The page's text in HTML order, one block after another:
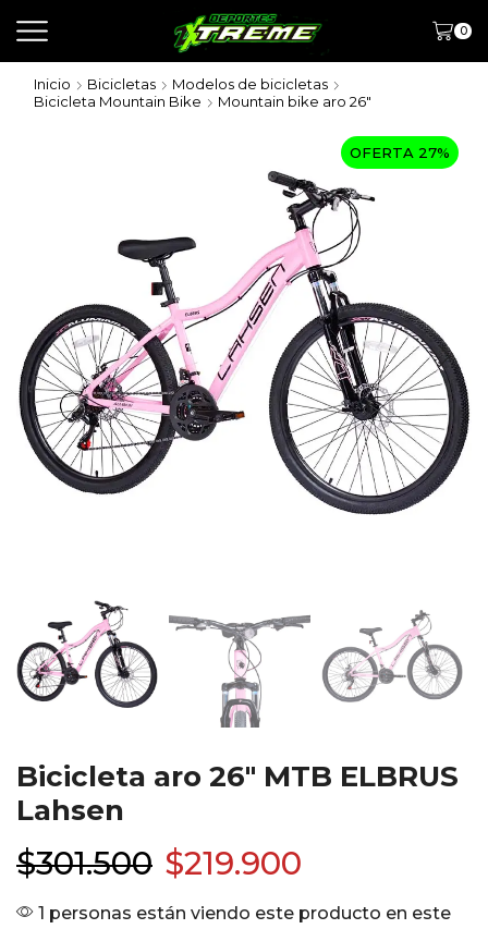
0
Inicio Bicicletas
Modelos de bicicletas
Bicicleta Mountain Bike
Mountain bike aro 26"
OFERTA 27%
Bicicleta aro 26″ MTB ELBRUS
Lahsen
$301.500 $219.900
1 personas están viendo este producto en este